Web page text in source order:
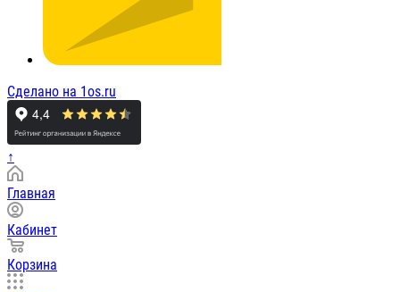
Сделано на 1os.ru
↑
Главная
Кабинет
Корзина